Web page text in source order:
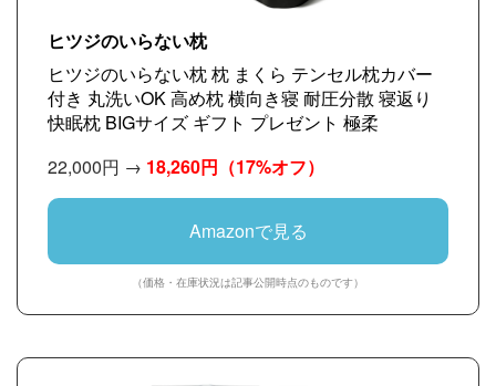
ヒツジのいらない枕
ヒツジのいらない枕 枕 まくら テンセル枕カバー
付き 丸洗いOK 高め枕 横向き寝 耐圧分散 寝返り
快眠枕 BIGサイズ ギフト プレゼント 極柔
22,000円 → 18,260円 （17%オフ）
Amazonで見る
（価格・在庫状況は記事公開時点のものです）